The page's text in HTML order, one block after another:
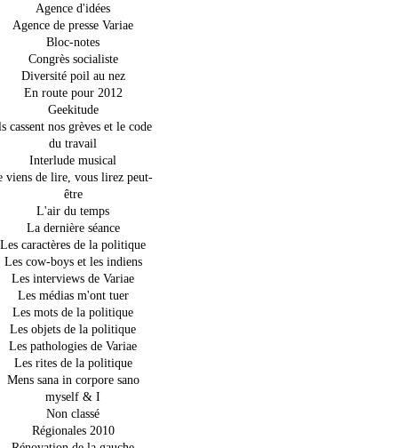
Agence d'idées
Agence de presse Variae
Bloc-notes
Congrès socialiste
Diversité poil au nez
En route pour 2012
Geekitude
cassent nos grèves et le code
du travail
Interlude musical
viens de lire, vous lirez peut-
être
L'air du temps
La dernière séance
Les caractères de la politique
Les cow-boys et les indiens
Les interviews de Variae
Les médias m'ont tuer
Les mots de la politique
Les objets de la politique
Les pathologies de Variae
Les rites de la politique
Mens sana in corpore sano
myself & I
Non classé
Régionales 2010